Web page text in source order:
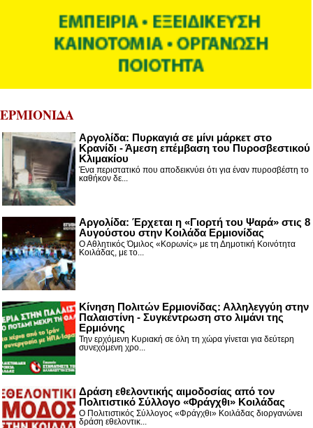
ΕΡΜΙΟΝΙΔΑ
Αργολίδα: Πυρκαγιά σε μίνι μάρκετ στο
Κρανίδι - Άμεση επέμβαση του Πυροσβεστικού
Κλιμακίου
Ένα περιστατικό που αποδεικνύει ότι για έναν πυροσβέστη το
καθήκον δε...
Αργολίδα: Έρχεται η «Γιορτή του Ψαρά» στις 8
Αυγούστου στην Κοιλάδα Ερμιονίδας
Ο Αθλητικός Όμιλος «Κορωνίς» με τη Δημοτική Κοινότητα
Κοιλάδας, με το...
Κίνηση Πολιτών Ερμιονίδας: Αλληλεγγύη στην
Παλαιστίνη - Συγκέντρωση στο λιμάνι της
Ερμιόνης
Την ερχόμενη Κυριακή σε όλη τη χώρα γίνεται για δεύτερη
συνεχόμενη χρο...
Δράση εθελοντικής αιμοδοσίας από τον
Πολιτιστικό Σύλλογο «Φράγχθι» Κοιλάδας
Ο Πολιτιστικός Σύλλογος «Φράγχθι» Κοιλάδας διοργανώνει
δράση εθελοντικ...